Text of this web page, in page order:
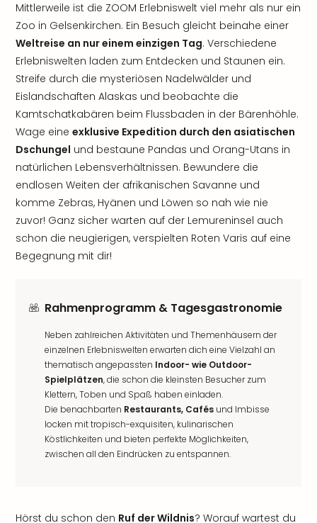
Mittlerweile ist die ZOOM Erlebniswelt viel mehr als nur ein
Zoo in Gelsenkirchen. Ein Besuch gleicht beinahe einer
Weltreise an nur einem einzigen Tag. Verschiedene
Erlebniswelten laden zum Entdecken und Staunen ein.
Streife durch die mysteriösen Nadelwälder und
Eislandschaften Alaskas und beobachte die
Kamtschatkabären beim Flussbaden in der Bärenhöhle.
Wage eine exklusive Expedition durch den asiatischen
Dschungel und bestaune Pandas und Orang-Utans in
natürlichen Lebensverhältnissen. Bewundere die
endlosen Weiten der afrikanischen Savanne und
komme Zebras, Hyänen und Löwen so nah wie nie
zuvor! Ganz sicher warten auf der Lemureninsel auch
schon die neugierigen, verspielten Roten Varis auf eine
Begegnung mit dir!
Rahmenprogramm & Tagesgastronomie
Neben zahlreichen Aktivitäten und Themenhäusern der
einzelnen Erlebniswelten erwarten dich eine Vielzahl an
thematisch angepassten Indoor- wie Outdoor-
Spielplätzen, die schon die kleinsten Besucher zum
Klettern, Toben und Spaß haben einladen.
Die benachbarten Restaurants, Cafés und Imbisse
locken mit tropisch-exquisiten, kulinarischen
Köstlichkeiten und bieten perfekte Möglichkeiten,
zwischen all den Eindrücken zu entspannen.
Hörst du schon den Ruf der Wildnis? Worauf wartest du